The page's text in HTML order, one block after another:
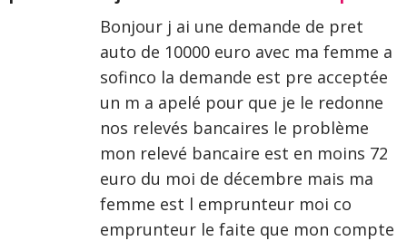
Bonjour j ai une demande de pret
auto de 10000 euro avec ma femme a
sofinco la demande est pre acceptée
un m a apelé pour que je le redonne
nos relevés bancaires le problème
mon relevé bancaire est en moins 72
euro du moi de décembre mais ma
femme est l emprunteur moi co
emprunteur le faite que mon compte